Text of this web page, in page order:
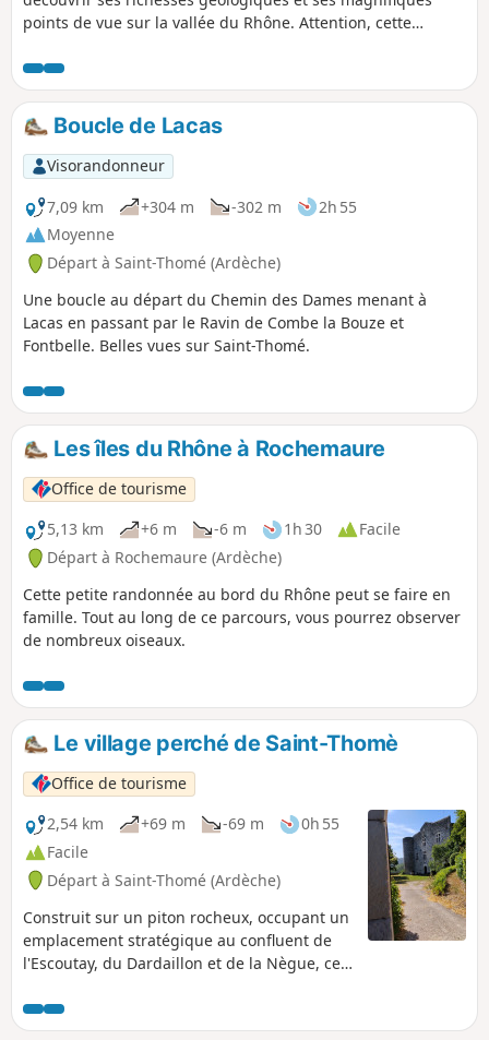
points de vue sur la vallée du Rhône. Attention, cette
bien les barrières derrière vous.
Boucle de Lacas
Visorandonneur
7,09 km
+304 m -302 m
2h 55
Moyenne
Départ à Saint-Thomé (Ardèche)
Une boucle au départ du Chemin des Dames menant à
Lacas en passant par le Ravin de Combe la Bouze et
Fontbelle. Belles vues sur Saint-Thomé.
Les îles du Rhône à Rochemaure
Office de tourisme
5,13 km
+6 m -6 m 1h 30
Facile
Départ à Rochemaure (Ardèche)
Cette petite randonnée au bord du Rhône peut se faire en
famille. Tout au long de ce parcours, vous pourrez observer
de nombreux oiseaux.
Le village perché de Saint-Thomè
Office de tourisme
2,54 km
+69 m -69 m
0h 55
Facile
Départ à Saint-Thomé (Ardèche)
Construit sur un piton rocheux, occupant un
emplacement stratégique au confluent de
l'Escoutay, du Dardaillon et de la Nègue, ce
ses ruelles tortueuses et maisons anciennes.